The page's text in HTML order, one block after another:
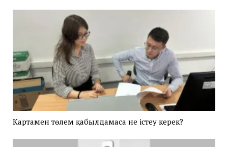
Картамен төлем қабылдамаса не істеу керек?